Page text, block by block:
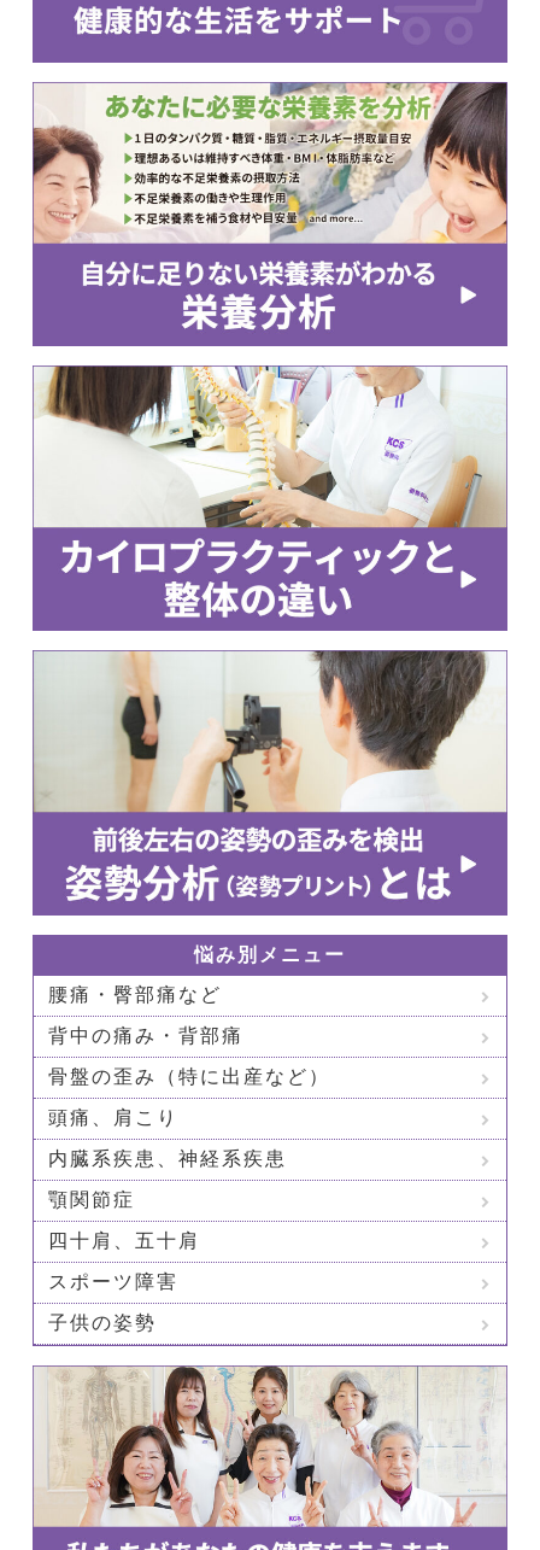
悩み別メニュー
腰痛・臀部痛など
背中の痛み・背部痛
骨盤の歪み（特に出産など）
頭痛、肩こり
内臓系疾患、神経系疾患
顎関節症
四十肩、五十肩
スポーツ障害
子供の姿勢